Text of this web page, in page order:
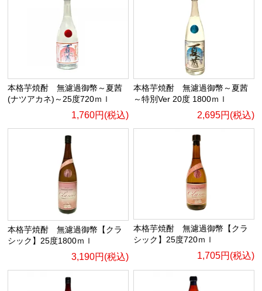
本格芋焼酎 無濾過御幣～夏茜
(ナツアカネ)～25度720ｍｌ
1,760円(税込)
本格芋焼酎 無濾過御幣～夏茜
～特別Ver 20度 1800ｍｌ
2,695円(税込)
本格芋焼酎 無濾過御幣【クラ
シック】25度1800ｍｌ
3,190円(税込)
本格芋焼酎 無濾過御幣【クラ
シック】25度720ｍｌ
1,705円(税込)